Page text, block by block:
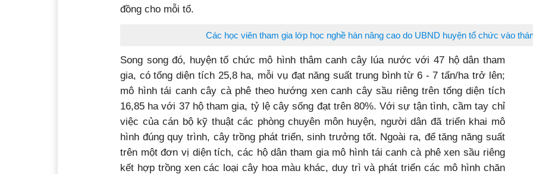
đồng cho mỗi tổ.
Các học viên tham gia lớp học nghề hàn nâng cao do UBND huyện tổ chức vào
Song song đó, huyện tổ chức mô hình thâm canh cây lúa nước với 47 hộ dân tham
gia, có tổng diện tích 25,8 ha, mỗi vụ đạt năng suất trung bình từ 6 - 7 tấn/ha trở lên;
mô hình tái canh cây cà phê theo hướng xen canh cây sầu riêng trên tổng diện tích
16,85 ha với 37 hộ tham gia, tỷ lệ cây sống đạt trên 80%. Với sự tận tình, cầm tay chỉ
việc của cán bộ kỹ thuật các phòng chuyên môn huyện, người dân đã triển khai mô
hình đúng quy trình, cây trồng phát triển, sinh trưởng tốt. Ngoài ra, để tăng năng suất
trên một đơn vị diện tích, các hộ dân tham gia mô hình tái canh cà phê xen sầu riêng
kết hợp trồng xen các loại cây hoa màu khác, duy trì và phát triển các mô hình chăn